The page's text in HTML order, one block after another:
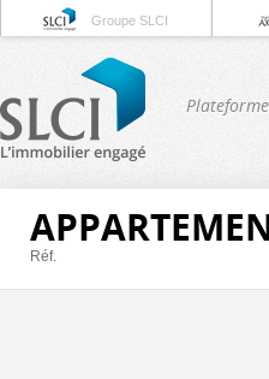
Groupe SLCI
Réf.